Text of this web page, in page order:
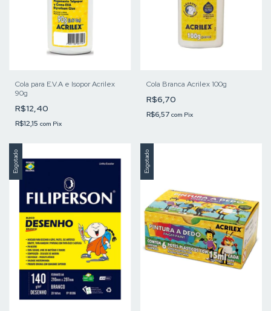
Cola para E.V.A e Isopor Acrilex
90g
R$12,40
R$12,15 com Pix
Cola Branca Acrilex 100g
R$6,70
R$6,57 com Pix
Esgotado Esgotado